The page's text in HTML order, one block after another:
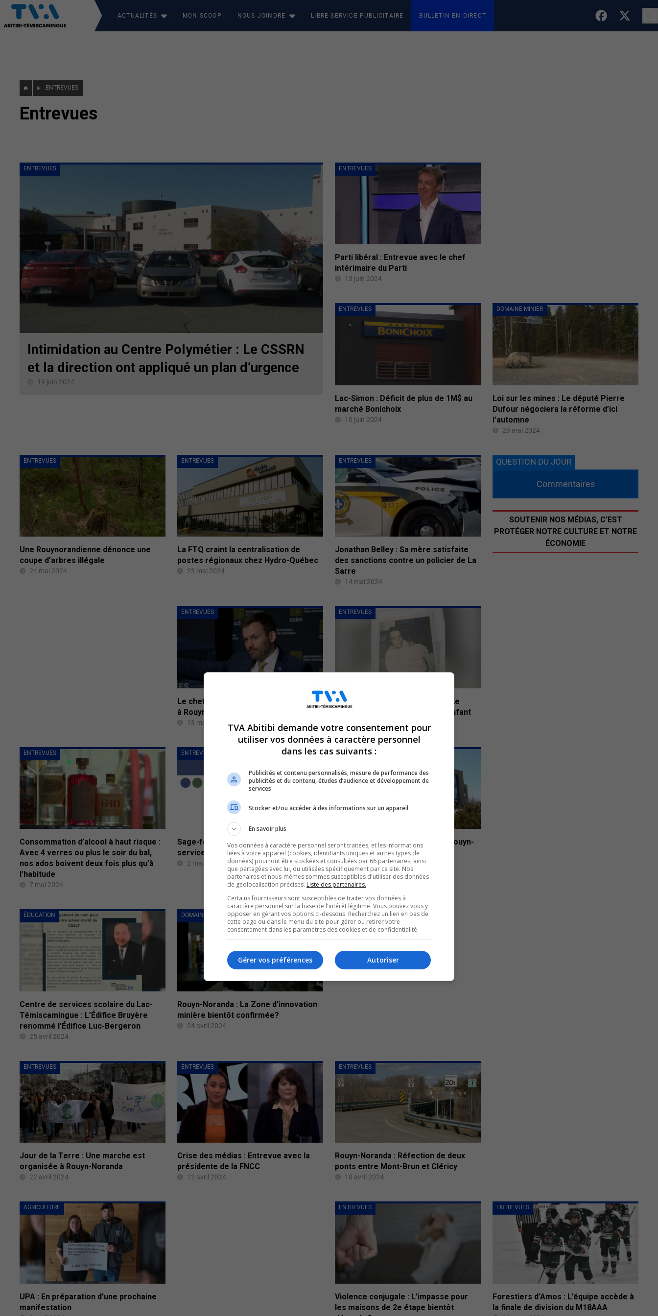
ACTUALITÉS MON SCOOP NOUS JOINDRE LIBRE-SERVICE PUBLICITAIRE BULLETIN EN DIRECT
ENTREVUES
Entrevues
ENTREVUES
Intimidation au Centre Polymétier : Le CSSRN
et la direction ont appliqué un plan d’urgence
19 juin 2024
ENTREVUES
Parti libéral : Entrevue avec le chef
intérimaire du Parti
13 juin 2024
ENTREVUES
Lac-Simon : Déficit de plus de 1M$ au
marché Bonichoix
10 juin 2024
DOMAINE MINIER
Loi sur les mines : Le député Pierre
Dufour négociera la réforme d’ici
l’automne
29 mai 2024
ENTREVUES
Une Rouynorandienne dénonce une
coupe d’arbres illégale
24 mai 2024
ENTREVUES
La FTQ craint la centralisation de
postes régionaux chez Hydro-Québec
23 mai 2024
ENTREVUES
Jonathan Belley : Sa mère satisfaite
des sanctions contre un policier de La
Sarre
14 mai 2024
ENTREVUES
Le chef du Parti québécois de passage
à Rouyn-Noranda
13 mai 2024
ENTREVUES
James Testa : Une présumée 12e
victime allègue qu’il a tué son enfant
ENTREVUES
Consommation d’alcool à haut risque :
Avec 4 verres ou plus le soir du bal,
nos ados boivent deux fois plus qu’à
l’habitude
7 mai 2024
ENTREVUES
Sage-femme : Vers un nouveau
service offert dans la région
2 mai 2024
ENTREVUES
Un nouveau palais de justice à Rouyn-
Noranda
26 avril 2024
ÉDUCATION
Centre de services scolaire du Lac-
Témiscamingue : L’Édifice Bruyère
renommé l’Édifice Luc-Bergeron
25 avril 2024
DOMAINE MINIER
Rouyn-Noranda : La Zone d’innovation
minière bientôt confirmée?
24 avril 2024
ENTREVUES
Jour de la Terre : Une marche est
organisée à Rouyn-Noranda
22 avril 2024
ENTREVUES
Crise des médias : Entrevue avec la
présidente de la FNCC
12 avril 2024
ENTREVUES
Rouyn-Noranda : Réfection de deux
ponts entre Mont-Brun et Cléricy
10 avril 2024
AGRICULTURE
UPA : En préparation d’une prochaine
manifestation
ENTREVUES
Violence conjugale : L’impasse pour
les maisons de 2e étape bientôt
ENTREVUES
Forestiers d’Amos : L’équipe accède à
la finale de division du M18AAA
QUESTION DU JOUR
Commentaires
SOUTENIR NOS MÉDIAS, C’EST
PROTÉGER NOTRE CULTURE ET NOTRE
ÉCONOMIE
TVA Abitibi demande votre consentement pour
utiliser vos données à caractère personnel
dans les cas suivants :
Publicités et contenu personnalisés, mesure de performance des
publicités et du contenu, études d’audience et développement de
services
Stocker et/ou accéder à des informations sur un appareil
En savoir plus
Vos données à caractère personnel seront traitées, et les informations
liées à votre appareil (cookies, identifiants uniques et autres types de
données) pourront être stockées et consultées par 66 partenaires, ainsi
que partagées avec lui, ou utilisées spécifiquement par ce site. Nos
partenaires et nous-mêmes sommes susceptibles d'utiliser des données
de géolocalisation précises. Liste des partenaires.
Certains fournisseurs sont susceptibles de traiter vos données à
caractère personnel sur la base de l'intérêt légitime. Vous pouvez vous y
opposer en gérant vos options ci-dessous. Recherchez un lien en bas de
cette page ou dans le menu du site pour gérer ou retirer votre
consentement dans les paramètres des cookies et de confidentialité.
Autoriser
Gérer vos préférences